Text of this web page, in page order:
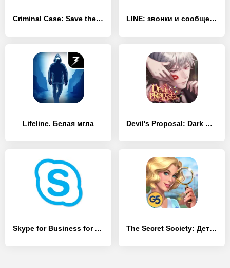
Criminal Case: Save the World! LINE: звонки и сообщения
Lifeline. Белая мгла Devil's Proposal: Dark Romance Otome Story Game
Skype for Business for Android The Secret Society: Детектив